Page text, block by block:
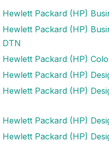
Hewlett Packard (HP)
Hewlett Packard (HP)
DTN
Hewlett Packard (HP)
Hewlett Packard (HP)
Hewlett Packard (HP)
Hewlett Packard (HP)
Hewlett Packard (HP)